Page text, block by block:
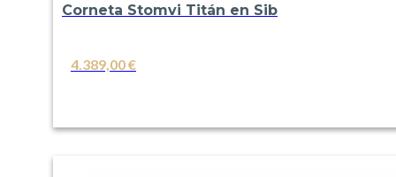
Corneta Stomvi Titán en Sib
4.389,00€